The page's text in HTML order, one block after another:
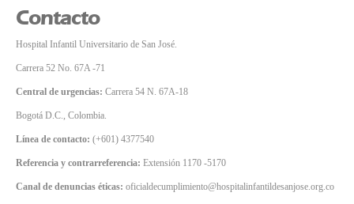
Contacto
Hospital Infantil Universitario de San José.
Carrera 52 No. 67A -71
Central de urgencias: Carrera 54 N. 67A-18
Bogotá D.C., Colombia.
Línea de contacto: (+601) 4377540
Referencia y contrarreferencia: Extensión 1170 -5170
Canal de denuncias éticas: oficialdecumplimiento@hospitalinfantildesanjose.org.co